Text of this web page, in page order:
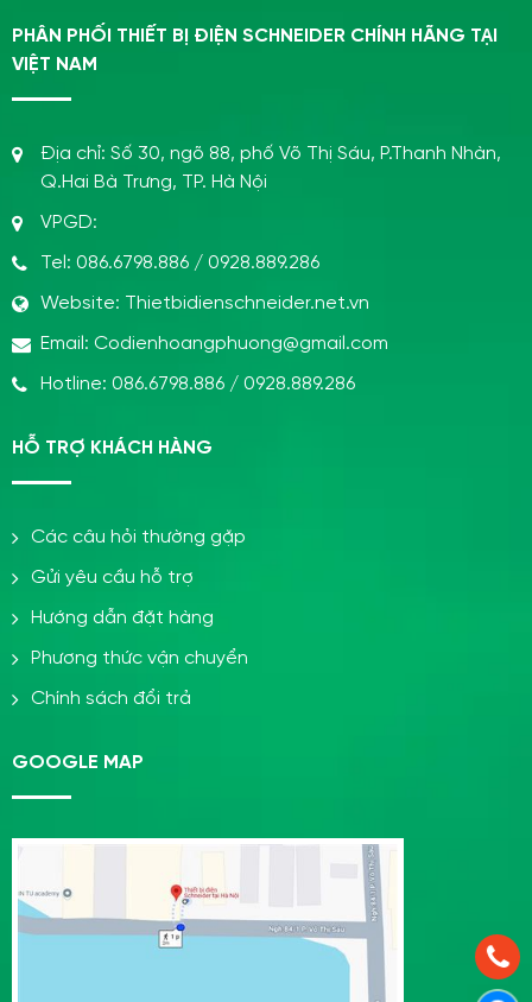
PHÂN PHỐI THIẾT BỊ ĐIỆN SCHNEIDER CHÍNH HÃNG TẠI
VIỆT NAM
Địa chỉ: Số 30, ngõ 88, phố Võ Thị Sáu, P.Thanh Nhàn,
Q.Hai Bà Trưng, TP. Hà Nội
VPGD:
Tel: 086.6798.886 / 0928.889.286
Website: Thietbidienschneider.net.vn
Email: Codienhoangphuong@gmail.com
Hotline: 086.6798.886 / 0928.889.286
HỖ TRỢ KHÁCH HÀNG
Các câu hỏi thường gặp
Gửi yêu cầu hỗ trợ
Hướng dẫn đặt hàng
Phương thức vận chuyển
Chính sách đổi trả
GOOGLE MAP